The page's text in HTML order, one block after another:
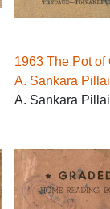
1963 The Pot of
A. Sankara Pillai
A. Sankara Pillai